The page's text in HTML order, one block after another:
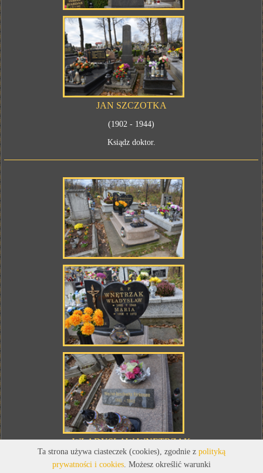
JAN SZCZOTKA
(1902 - 1944)
Ksiądz doktor.
WŁADYSŁAW WNĘTRZAK
(1895 - 1948)
Ta strona używa ciasteczek (cookies), zgodnie z polityką
prywatności i cookies. Możesz określić warunki